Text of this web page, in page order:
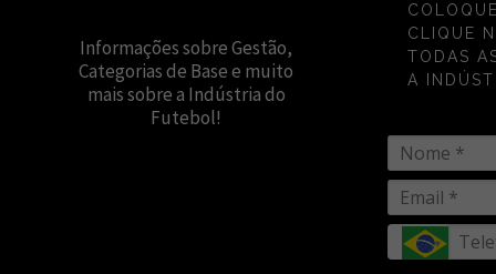
Informações sobre Gestão,
Categorias de Base e muito
mais sobre a Indústria do
Futebol!
CLIQUE
TODAS
A